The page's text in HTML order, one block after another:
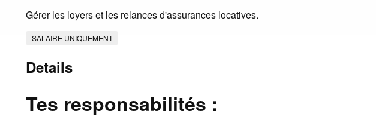
Gérer les loyers et les relances d'assurances locatives.
SALAIRE UNIQUEMENT
Details
Tes responsabilités :